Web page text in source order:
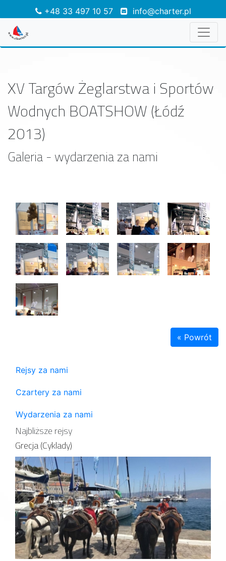
+48 33 497 10 57 info@charter.pl
XV Targów Żeglarstwa i Sportów
Wodnych BOATSHOW (Łódź
2013)
Galeria - wydarzenia za nami
« Powrót
Rejsy za nami
Czartery za nami
Wydarzenia za nami
Najbliższe rejsy
Grecja (Cyklady)